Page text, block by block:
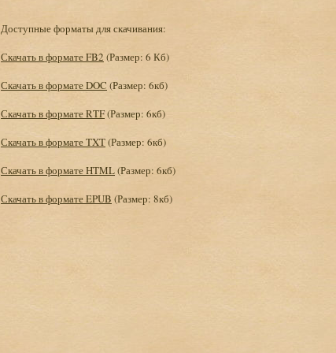
Доступные форматы для скачивания:
Скачать в формате FB2 (Размер: 6 Кб)
Скачать в формате DOC (Размер: 6кб)
Скачать в формате RTF(Размер: 6кб)
Скачать в формате TXT(Размер: 6кб)
Скачать в формате HTML(Размер: 6кб)
Скачать в формате EPUB (Размер: 8кб)